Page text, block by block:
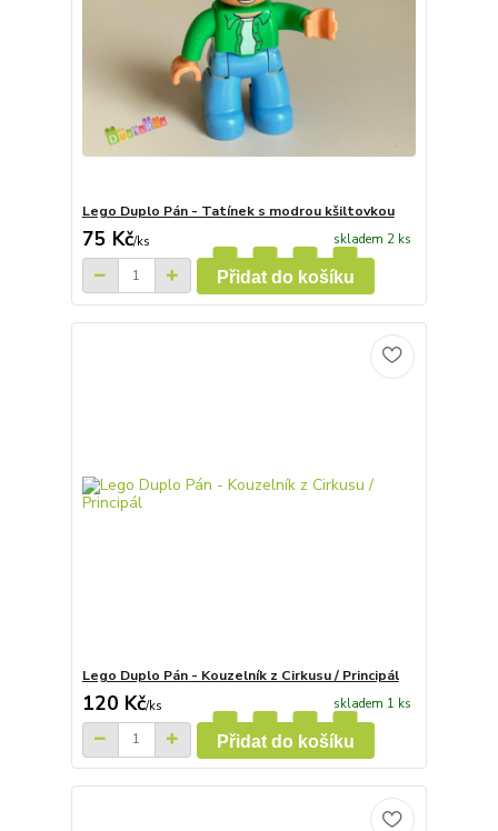
Lego Duplo Pán - Tatínek s modrou kšiltovkou
75 Kč/ks skladem 2 ks
Přidat do košíku
Lego Duplo Pán - Kouzelník z Cirkusu / Principál
120 Kč/ks skladem 1 ks
Přidat do košíku